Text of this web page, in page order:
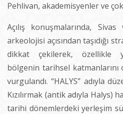
Pehlivan, akademisyenler ve çok
Açılış konuşmalarında,
arkeolojisi açısından taşıdığı
dikkat çekilerek, özellikle
bölgenin tarihsel katmanlarını
vurgulandı. “HALYS” adıyla
Kızılırmak (antik adıyla Halys)
tarihi dönemlerdeki yerleşim